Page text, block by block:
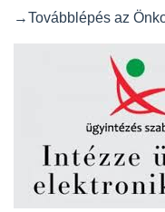
→Továbblépés az